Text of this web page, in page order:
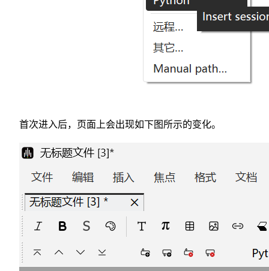
首次进入后，页面上会出现如下图所示的变化。